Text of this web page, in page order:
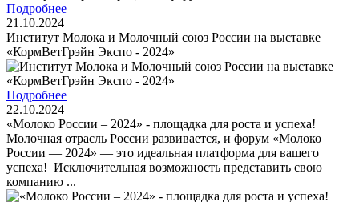
Подробнее
21.10.2024
Институт Молока и Молочный союз России на выставке
«КормВетГрэйн Экспо - 2024»
Подробнее
22.10.2024
«Молоко России – 2024» - площадка для роста и успеха!
Молочная отрасль России развивается, и форум «Молоко
России — 2024» — это идеальная платформа для вашего
успеха! Исключительная возможность представить свою
компанию ...